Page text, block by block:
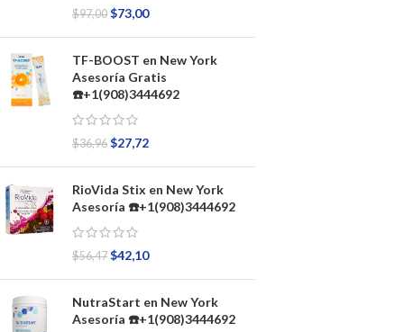
$97,00 $73,00
TF-BOOST en New York
Asesoría Gratis
☎️+1(908)3444692
$36,96 $27,72
RioVida Stix en New York
Asesoría ☎️+1(908)3444692
$56,47 $42,10
NutraStart en New York
Asesoría ☎️+1(908)3444692